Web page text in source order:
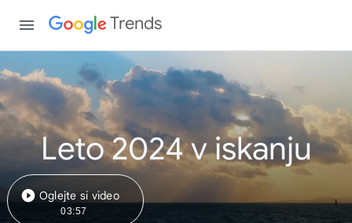
Trends
Leto 2024 v iskanju
Oglejte si video
03:57